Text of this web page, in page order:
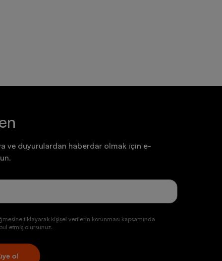
ve duyurulardan haberdar olmak için e-
tıklayarak kişisel verilerin korunması kapsamında
etmiş olursunuz.
ol